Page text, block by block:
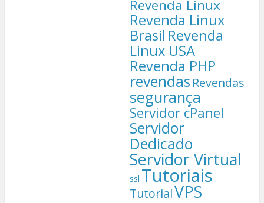
Revenda Linux
Revenda Linux
Brasil Revenda
Linux USA
Revenda PHP
revendas Revendas
segurança
Servidor cPanel
Servidor
Dedicado
Servidor Virtual
ssl Tutoriais
TutorialVPS